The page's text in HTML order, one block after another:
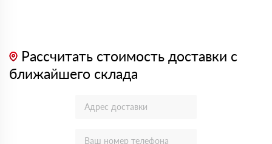
Рассчитать стоимость доставки с
ближайшего склада